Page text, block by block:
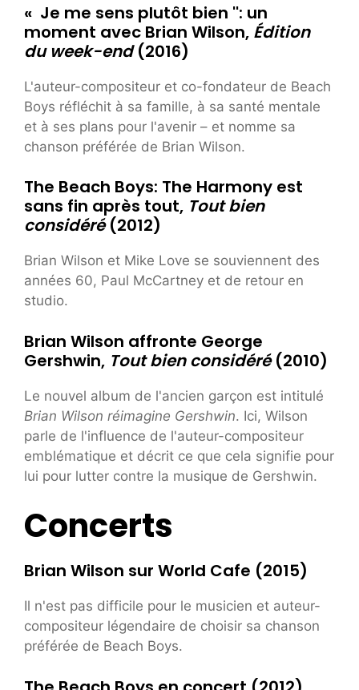
« Je me sens plutôt bien '': un
moment avec Brian Wilson, Édition
du week-end(2016)
L'auteur-compositeur et co-fondateur de Beach
Boys réfléchit à sa famille, à sa santé mentale
et à ses plans pour l'avenir – et nomme sa
chanson préférée de Brian Wilson.
The Beach Boys: The Harmony est
sans fin après tout, Tout bien
considéré(2012)
Brian Wilson et Mike Love se souviennent des
années 60, Paul McCartney et de retour en
studio.
Brian Wilson affronte George
Gershwin, Tout bien considéré(2010)
Le nouvel album de l'ancien garçon est intitulé
Brian Wilson réimagine Gershwin. Ici, Wilson
parle de l'influence de l'auteur-compositeur
emblématique et décrit ce que cela signifie pour
lui pour lutter contre la musique de Gershwin.
Concerts
Brian Wilson sur World Cafe (2015)
Il n'est pas difficile pour le musicien et auteur-
compositeur légendaire de choisir sa chanson
préférée de Beach Boys.